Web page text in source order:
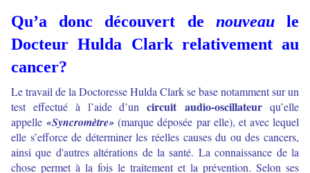
Qu’a donc découvert de nouveaule
Docteur Hulda Clark relativement au
cancer?
Le travail de la Doctoresse Hulda Clark se base notamment sur un
test effectué à l’aide d’uncircuit audio-oscillateur qu’elle
appelle«Syncromètre» (marque déposée par elle), et avec lequel
elle s’efforce de déterminer les réelles causes du ou des cancers,
ainsi que d'autres altérations de la santé. La connaissance de la
chose permet à la fois le traitement et la prévention. Selon ses